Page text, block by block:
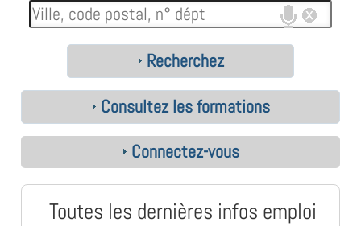
Recherchez
Consultez les formations
Connectez-vous
Toutes les dernières infos emploi